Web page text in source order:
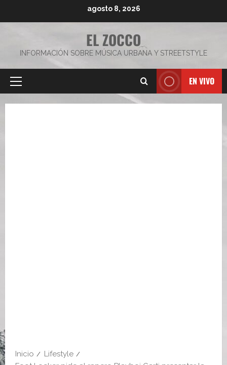
agosto 8, 2026
EL ZOCCO
INFORMACIÓN SOBRE MÚSICA URBANA Y STREETSTYLE
Menú
EN VIVO
Inicio
Lifestyle